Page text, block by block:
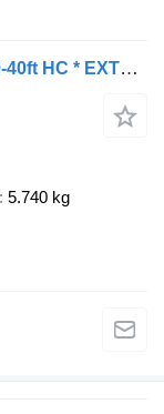
Schmitz Cargobull SCF 24 G | 2x20-30-40ft HC * EXTENDABLE REAR * LIFT AXLE * SAF/D
5.740 kg